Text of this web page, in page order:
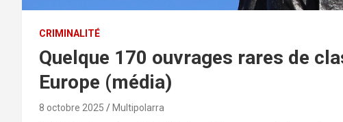
CRIMINALITÉ
Quelque 170 ouvrages rares de
Europe (média)
8 octobre 2025 Multipolarra